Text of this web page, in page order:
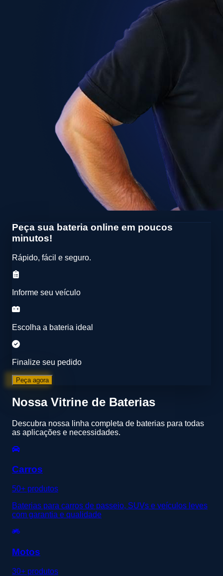
Peça sua bateria online em poucos
minutos!
Rápido, fácil e seguro.
Informe seu veículo
Escolha a bateria ideal
Finalize seu pedido
Peça agora
Nossa Vitrine de Baterias
Descubra nossa linha completa de baterias para todas
as aplicações e necessidades.
Carros
50+ produtos
Baterias para carros de passeio, SUVs e veículos leves
com garantia e qualidade
Motos
30+ produtos